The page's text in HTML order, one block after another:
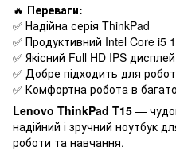
🔥 Переваги:
✅ Надійна серія ThinkPad
✅ Продуктивний Intel Core i5
✅ Якісний Full HD IPS дисплей
✅ Добре підходить для
✅ Комфортна робота в
Lenovo ThinkPad T15 —
надійний і зручний ноутбук
роботи та навчання.